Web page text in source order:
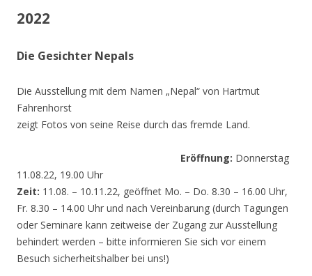
2022
Die Gesichter Nepals
Die Ausstellung mit dem Namen „Nepal“ von Hartmut
Fahrenhorst
zeigt Fotos von seine Reise durch das fremde Land.
Eröffnung: Donnerstag
11.08.22, 19.00 Uhr
Zeit: 11.08. – 10.11.22, geöffnet Mo. – Do. 8.30 – 16.00 Uhr,
Fr. 8.30 – 14.00 Uhr und nach Vereinbarung (durch Tagungen
oder Seminare kann zeitweise der Zugang zur Ausstellung
behindert werden – bitte informieren Sie sich vor einem
Besuch sicherheitshalber bei uns!)